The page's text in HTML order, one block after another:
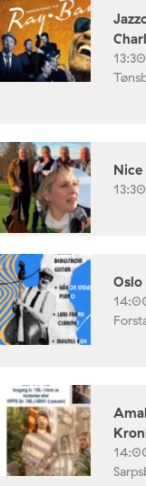
Oslo